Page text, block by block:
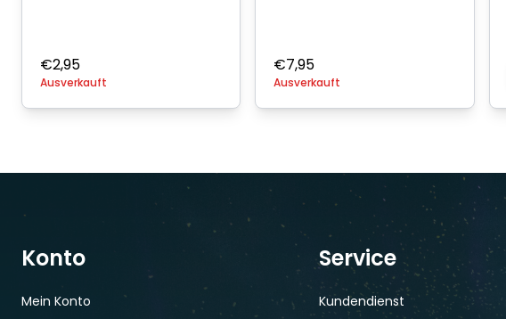
€2,95
Ausverkauft
€7,95
Ausverkauft
Konto
Mein Konto
Service
Kundendienst